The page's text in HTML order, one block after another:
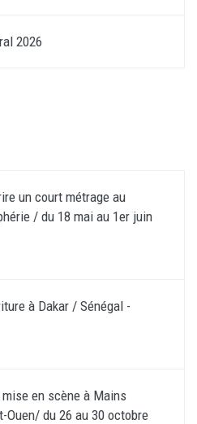
2026
un court métrage au
/ du 18 mai au 1er juin
à Dakar / Sénégal -
en scène à Mains
Ouen/ du 26 au 30 octobre